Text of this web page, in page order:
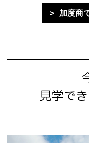
加度商
見学で